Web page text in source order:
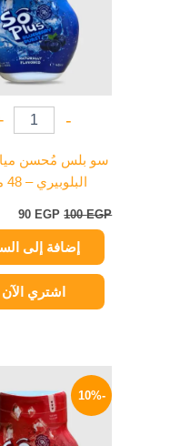
-
سو بلس مُحسن
البلوبيري – 48 ملي
100EGP
90 EGP
إضافة إلى
اشتري الآن
-10%
الأصلي
هو:
100 EGP.
هو:
90 EGP.